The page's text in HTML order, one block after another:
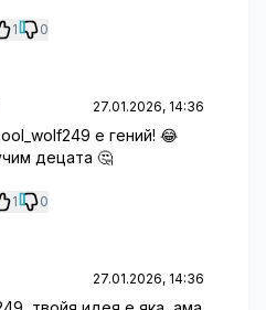
1 0
27.01.2026, 14:36
е гений! 😂
децата 🤔
1 0
27.01.2026, 14:36